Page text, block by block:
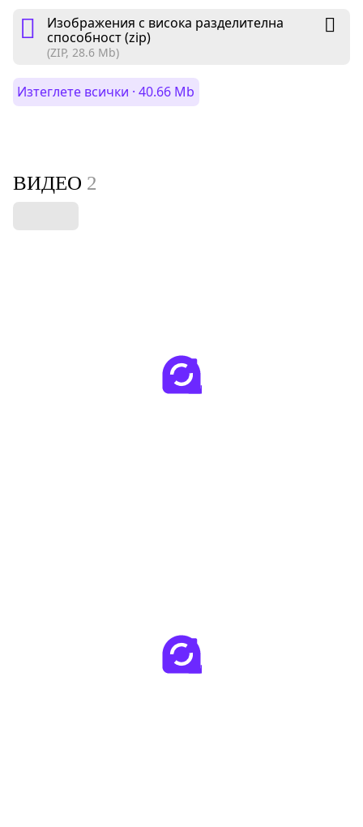
Изображения с висока разделителна
способност (zip)
(ZIP, 28.6 Mb)
Изтеглете всички · 40.66 Mb
ВИДЕО 2